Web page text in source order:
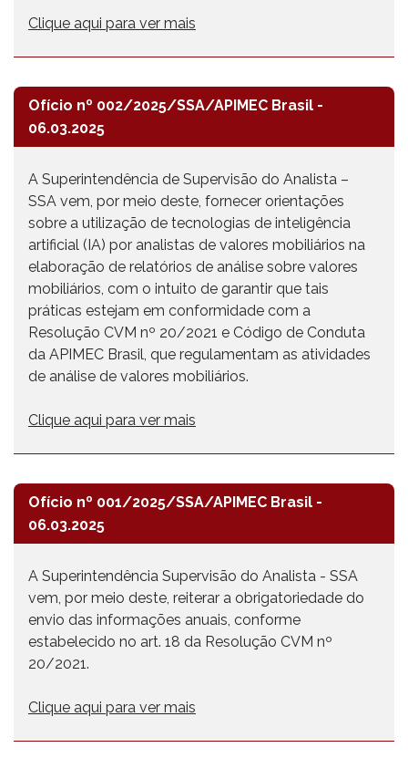
Clique aqui para ver mais
Ofício nº 002/2025/SSA/APIMEC Brasil -
06.03.2025
A Superintendência de Supervisão do Analista –
SSA vem, por meio deste, fornecer orientações
sobre a utilização de tecnologias de inteligência
artificial (IA) por analistas de valores mobiliários na
elaboração de relatórios de análise sobre valores
mobiliários, com o intuito de garantir que tais
práticas estejam em conformidade com a
Resolução CVM nº 20/2021 e Código de Conduta
da APIMEC Brasil, que regulamentam as atividades
de análise de valores mobiliários.
Clique aqui para ver mais
Ofício nº 001/2025/SSA/APIMEC Brasil -
06.03.2025
A Superintendência Supervisão do Analista - SSA
vem, por meio deste, reiterar a obrigatoriedade do
envio das informações anuais, conforme
estabelecido no art. 18 da Resolução CVM nº
20/2021.
Clique aqui para ver mais